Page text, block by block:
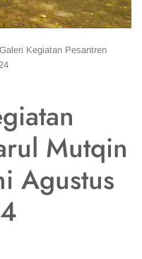
Galeri Kegiatan Pesantren
Mutqin
Agustus